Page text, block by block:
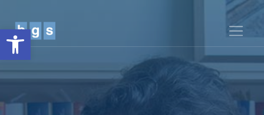
Obre la barra d'eines